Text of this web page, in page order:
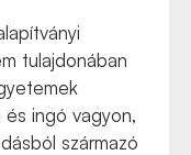
tulajdonában
és ingó vagyon,
származó